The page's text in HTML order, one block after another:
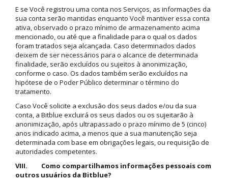
E se Você registrou uma conta nos Serviços, as informações da
sua conta serão mantidas enquanto Você mantiver essa conta
ativa, observado o prazo mínimo de armazenamento acima
mencionado, ou até que a finalidade para o qual os dados
foram tratados seja alcançada. Caso determinados dados
deixem de ser necessários para o alcance de determinada
finalidade, serão excluídos ou sujeitos à anonimização,
conforme o caso. Os dados também serão excluídos na
hipótese de o Poder Público determinar o término do
tratamento.
Caso Você solicite a exclusão dos seus dados e/ou da sua
conta, a Bitblue excluirá os seus dados ou os sujeitarão à
anonimização, após ultrapassado o prazo mínimo de 5 (cinco)
anos indicado acima, a menos que a sua manutenção seja
determinada com base em obrigações legais, ou requisição de
autoridades competentes.
VIII. Como compartilhamos informações pessoais com
outros usuários da Bitblue?